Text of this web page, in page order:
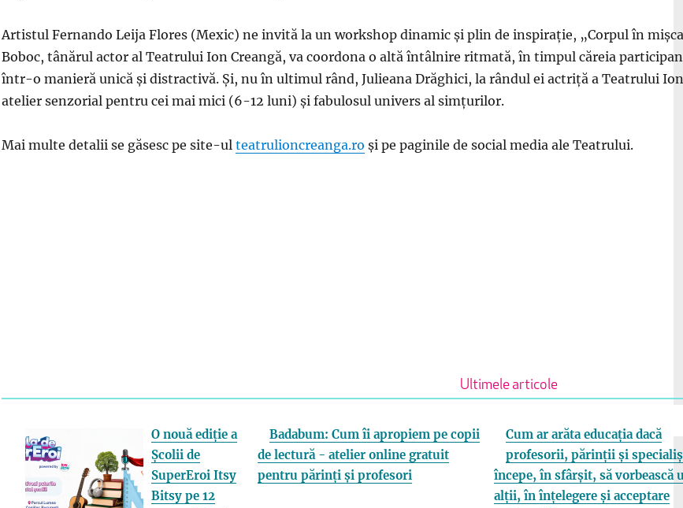
Artistul Fernando Leija Flores (Mexic) ne invită la un workshop dinamic și plin de inspirație, „Corpul în
Boboc, tânărul actor al Teatrului Ion Creangă, va coordona o altă întâlnire ritmată, în timpul căreia
într-o manieră unică și distractivă. Și, nu în ultimul rând, Julieana Drăghici, la rândul ei actriță a Teatrului
atelier senzorial pentru cei mai mici (6-12 luni) și fabulosul univers al simțurilor.
Mai multe detalii se găsesc pe site-ul teatrulioncreanga.ro și pe paginile de social media ale Teatrului.
Ultimele articole
O nouă ediție a
Școlii de
SuperEroi Itsy
Bitsy pe 12
Badabum: Cum îi apropiem pe copii
de lectură - atelier online gratuit
pentru părinți și profesori
Cum ar arăta educația dacă
profesorii, părinții și
începe, în sfârșit, să vorbească
alții, în înțelegere și acceptare